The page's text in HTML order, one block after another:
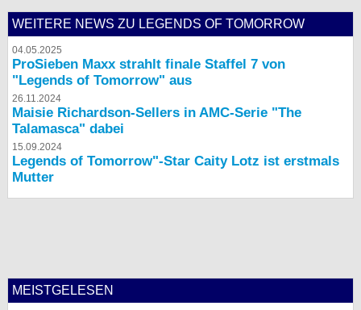
WEITERE NEWS ZU LEGENDS OF TOMORROW
04.05.2025
ProSieben Maxx strahlt finale Staffel 7 von
"Legends of Tomorrow" aus
26.11.2024
Maisie Richardson-Sellers in AMC-Serie "The
Talamasca" dabei
15.09.2024
Legends of Tomorrow"-Star Caity Lotz ist erstmals
Mutter
MEISTGELESEN